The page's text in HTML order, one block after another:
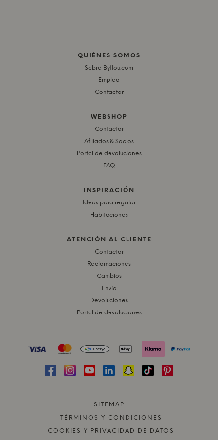
QUIÉNES SOMOS
Sobre Byflou.com
Empleo
Contactar
WEBSHOP
Contactar
Afiliados & Socios
Portal de devoluciones
FAQ
INSPIRACIÓN
Ideas para regalar
Habitaciones
ATENCIÓN AL CLIENTE
Contactar
Reclamaciones
Cambios
Envío
Devoluciones
Portal de devoluciones
SITEMAP
TÉRMINOS Y CONDICIONES
COOKIES Y PRIVACIDAD DE DATOS